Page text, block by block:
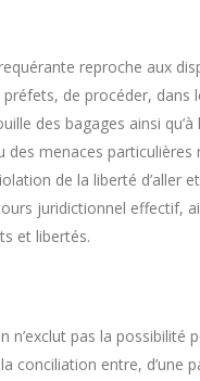
reproche aux
de procéder, dans
des bagages ainsi
des menaces particulières
de la liberté d’aller
juridictionnel effectif,
et libertés.
n’exclut pas la possibilité
la conciliation entre,